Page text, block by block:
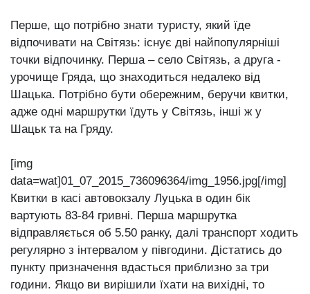
Перше, що потрібно знати туристу, який їде
відпочивати на Світязь: існує дві найпопулярніші
точки відпочинку. Перша – село Світязь, а друга -
урочище Гряда, що знаходиться недалеко від
Шацька. Потрібно бути обережним, беручи квитки,
адже одні маршрутки їдуть у Світязь, інші ж у
Шацьк та на Гряду.
[img
data=wat]01_07_2015_736096364/img_1956.jpg[/img]
Квитки в касі автовокзалу Луцька в один бік
вартують 83-84 гривні. Перша маршрутка
відправляється об 5.50 ранку, далі транспорт ходить
регулярно з інтервалом у півгодини. Дістатись до
пункту призначення вдасться приблизно за три
години. Якщо ви вирішили їхати на вихідні, то